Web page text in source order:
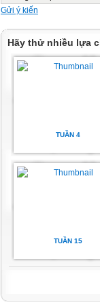
kèm cặp, giúp đỡ
* Nhắc nhở: nói chuyện
Tiếp thu chậm, chưa
KẾ HOẠCH BÀI DẠY
(Từ 30/3/2026 đến 3/4/
Tiết
Tên bài
ngày
hai
Gửi ý kiến
Hãy thử nhiều lựa
TUẦN 4
TUẦN 15